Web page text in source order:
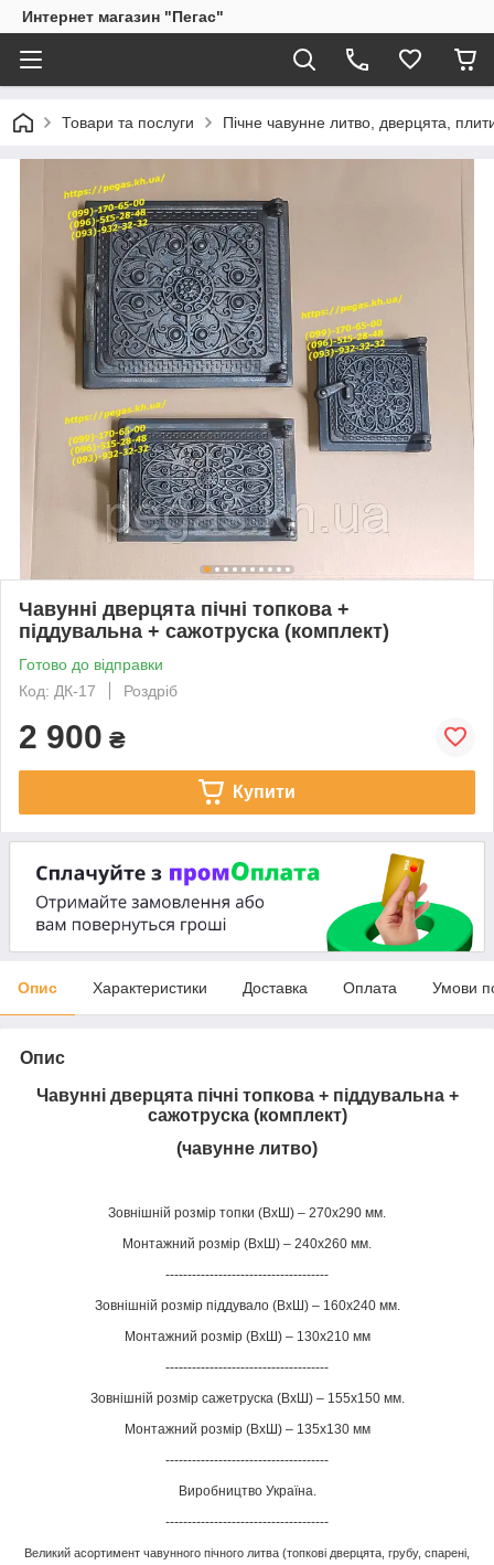
Интернет магазин "Пегас"
Товари та послуги Пічне чавунне литво, дверцята,
Чавунні дверцята пічні топкова +
піддувальна + сажотруска (комплект)
Готово до відправки
Код: ДК-17
Роздріб
2 900 ₴
Купити
Опис Характеристики Доставка Оплата Умови
Опис
Чавунні дверцята пічні топкова + піддувальна +
сажотруска (комплект)
(чавунне литво)
Зовнішній розмір топки (ВхШ) – 270х290 мм.
Монтажний розмір (ВхШ) – 240х260 мм.
-------------------------------------
Зовнішній розмір піддувало (ВхШ) – 160х240 мм.
Монтажний розмір (ВхШ) – 130х210 мм
-------------------------------------
Зовнішній розмір сажетруска (ВхШ) – 155х150 мм.
Монтажний розмір (ВхШ) – 135х130 мм
-------------------------------------
Виробництво Україна.
-------------------------------------
Великий асортимент чавунного пічного литва (топкові дверцята, грубу, спарені,